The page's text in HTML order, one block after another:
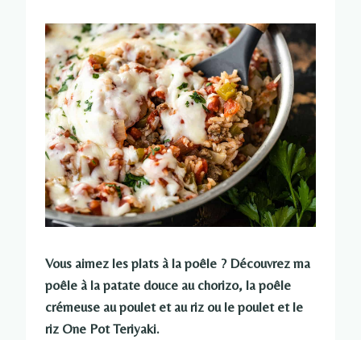
Vous aimez les plats à la poêle ? Découvrez ma
poêle à la patate douce au chorizo, la poêle
crémeuse au poulet et au riz ou le poulet et le
riz One Pot Teriyaki.